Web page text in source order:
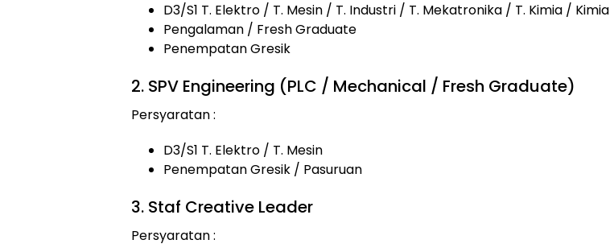
D3/S1 T. Elektro / T. Mesin / T. Industri / T. Mekatronika / T. Kimia / Kimia
Pengalaman / Fresh Graduate
Penempatan Gresik
2. SPV Engineering (PLC / Mechanical / Fresh Graduate)
Persyaratan :
D3/S1 T. Elektro / T. Mesin
Penempatan Gresik / Pasuruan
3. Staf Creative Leader
Persyaratan :